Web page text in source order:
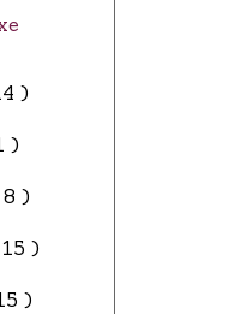
)
)
)
)
)